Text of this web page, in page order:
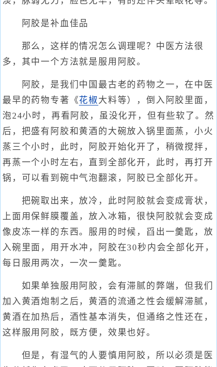
阿胶是补血佳品
那么，这样的情况怎么调理呢？中医方法很
多，其中一个方法就是服用阿胶。
阿胶，是我们中国最古老的药物之一，在中医
最早的药物专著《花椒 大料等），倒入阿胶里面，
泡24小时，再看阿胶，虽没化开，但有些软了。然
后，把盛有阿胶和黄酒的大碗放入锅里面蒸，小火
蒸三个小时，此时，阿胶开始化开了，稍微搅拌，
再蒸一个小时左右，直到全部化开，此时，再打开
锅，可以看到碗中气泡翻滚，阿胶已全部化开。
把碗取出来，放冷，此时阿胶就会变成膏状，
上面用保鲜膜覆盖，放入冰箱，很快阿胶就会变成
像皮冻一样的东西。服用的时候，舀出一羹匙，放
入碗里面，用开水冲，阿胶在30秒内会全部化开，
每日服用两次，一次一羹匙。
如果单独服用阿胶，会有滞腻的弊端，但我们
加入黄酒炮制之后，黄酒的流通之性会缓解滞腻，
黄酒在加热后，酒性基本消失，但通络之性还在，
这样服用阿胶，既方便，效果也好。
但是，有湿气的人要慎用阿胶，所以必须是医